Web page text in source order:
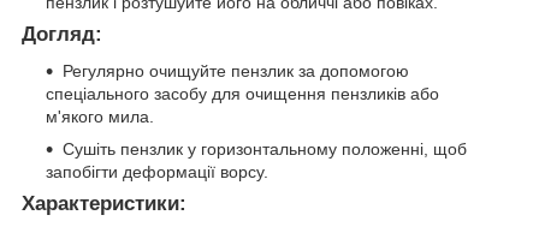
Догляд:
Регулярно очищуйте пензлик за допомогою
спеціального засобу для очищення пензликів або
м'якого мила.
Сушіть пензлик у горизонтальному положенні, щоб
запобігти деформації ворсу.
Характеристики: